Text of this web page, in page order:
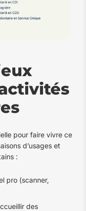
pour faire vivre ce
d’usages et
:
pro (scanner,
des